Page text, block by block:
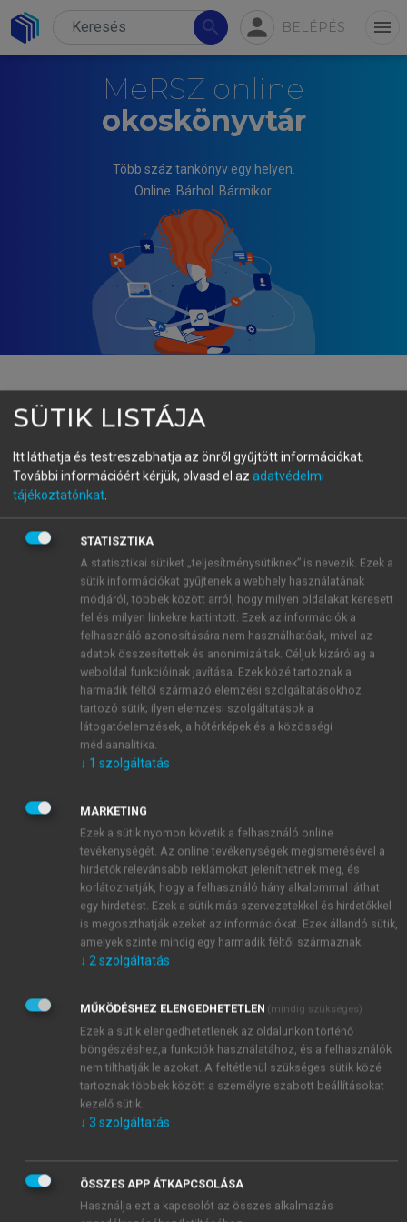
search person BELÉPÉS menu
MeRSZ online
okoskönyvtár
Több száz tankönyv egy helyen.
Online. Bárhol. Bármikor.
KÖVESI GYÖRGY (SZERK.)
Orális medicina
11.2.2.4. Gyógyszer okozta
pemphigus
Gyógyszer mellékhatásként is kifejlődhet a
pemphigus vulgarisnak teljesen megfelelő bullosus
lézió, mind bőr, mint szájnyálkahártya tünetekkel.
Bizonyos kémiai szerkezetek tehetők felelőssé az
immunfolyamatokért. A leggyakrabban szulfhidril-
gyököt tartalmazó (tiolés SH-csoport) penicillamine
és captopril, valamint az amidcsoportot tartalmazó
szerek (ACE-gátlók, diclophenac) léphetnek
kapcsolatba a Dsg1, illetve Dsg3 fehérjével és
okozhatnak immunrekaciót. Ez tehát nem valódi
autoimmun betegség, hanem abba a citotoxikus
immunreakció csoportba sorolható, amelyben
bizonyos haptén molekulák kötődnek a sejtfelszínhez
és okoznak akár thrombocytopeniát vagy
agranulocytosist [lásd Kárpáti S. (szerk.)
Bőrgyógyászat és venerológia. Medicina]. A
prognózisuk jó, amennyiben sikerül a kiváltó
gyógyszert kimutatni és azonnal elhagyni. A
gyógyszerelhagyása után a klinikai tünetek spontán
gyógyulnak.
SÜTIK LISTÁJA
Itt láthatja és testreszabhatja az önről gyűjtött információkat.
További információért kérjük, olvasd el az adatvédelmi
tájékoztatónkat.
STATISZTIKA
A statisztikai sütiket „teljesítménysütiknek” is nevezik. Ezek a
sütik információkat gyűjtenek a webhely használatának
módjáról, többek között arról, hogy milyen oldalakat keresett
fel és milyen linkekre kattintott. Ezek az információk a
felhasználó azonosítására nem használhatóak, mivel az
adatok összesítettek és anonimizáltak. Céljuk kizárólag a
weboldal funkcióinak javítása. Ezek közé tartoznak a
harmadik féltől származó elemzési szolgáltatásokhoz
tartozó sütik; ilyen elemzési szolgáltatások a
látogatóelemzések, a hőtérképek és a közösségi
médiaanalitika.
↓ 1 szolgáltatás
MARKETING
Ezek a sütik nyomon követik a felhasználó online
tevékenységét. Az online tevékenységek megismerésével a
hirdetők relevánsabb reklámokat jeleníthetnek meg, és
korlátozhatják, hogy a felhasználó hány alkalommal láthat
egy hirdetést. Ezek a sütik más szervezetekkel és hirdetőkkel
is megoszthatják ezeket az információkat. Ezek állandó sütik,
amelyek szinte mindig egy harmadik féltől származnak.
↓ 2szolgáltatás
MŰKÖDÉSHEZ ELENGEDHETETLEN (mindig szükséges)
Ezek a sütik elengedhetetlenek az oldalunkon történő
böngészéshez,a funkciók használatához, és a felhasználók
nem tilthatják le azokat. A feltétlenül szükséges sütik közé
tartoznak többek között a személyre szabott beállításokat
kezelő sütik.
↓ 3 szolgáltatás
ÖSSZES APP ÁTKAPCSOLÁSA
Használja ezt a kapcsolót az összes alkalmazás